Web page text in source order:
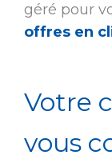
géré pour
offres en
Votre
vous